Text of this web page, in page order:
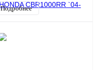
Подробнее